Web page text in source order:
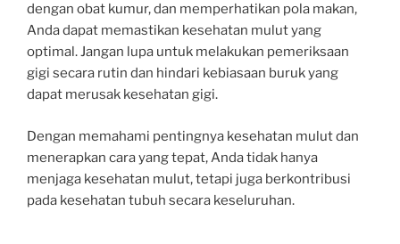
dengan obat kumur, dan memperhatikan pola makan,
Anda dapat memastikan kesehatan mulut yang
optimal. Jangan lupa untuk melakukan pemeriksaan
gigi secara rutin dan hindari kebiasaan buruk yang
dapat merusak kesehatan gigi.
Dengan memahami pentingnya kesehatan mulut dan
menerapkan cara yang tepat, Anda tidak hanya
menjaga kesehatan mulut, tetapi juga berkontribusi
pada kesehatan tubuh secara keseluruhan.